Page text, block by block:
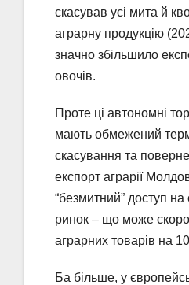
скасував усі мита й
аграрну продукцію
значно збільшило
овочів.
Проте ці автономні
мають обмежений
скасування та
експорт аграрії
“безмитний” доступ
ринок – що може
аграрних товарів на
Ба більше, у